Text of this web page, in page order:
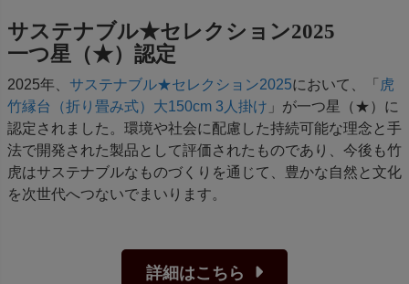
サステナブル★セレクション2025
一つ星（★）認定
2025年、 サステナブル★セレクション2025において、「 虎
竹縁台（折り畳み式）大150cm 3人掛け 」が一つ星（★）に
認定されました。環境や社会に配慮した持続可能な理念と手
法で開発された製品として評価されたものであり、今後も竹
虎はサステナブルなものづくりを通じて、豊かな自然と文化
を次世代へつないでまいります。
詳細はこちら